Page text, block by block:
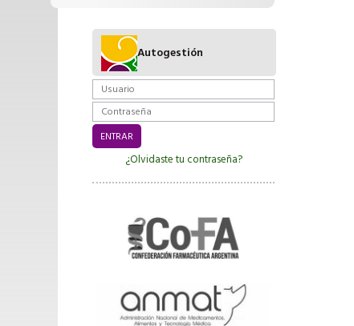
Autogestión
¿Olvidaste tu contraseña?